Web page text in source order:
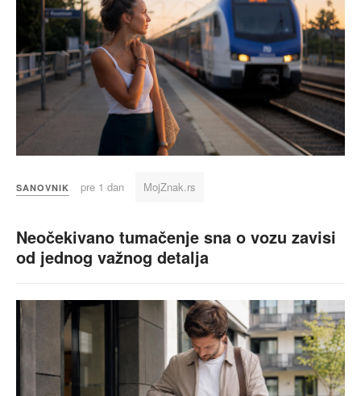
SANOVNIK pre 1 dan MojZnak.rs
Neočekivano tumačenje sna o vozu zavisi
od jednog važnog detalja